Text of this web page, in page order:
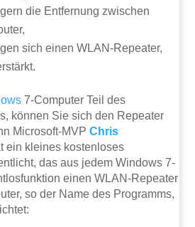
die Entfernung zwischen
sich einen WLAN-Repeater,
7-Computer Teil des
können Sie sich den Repeater
Microsoft-MVPChris
ein kleines kostenloses
das aus jedem Windows 7-
einen WLAN-Repeater
so der Name des Programms,